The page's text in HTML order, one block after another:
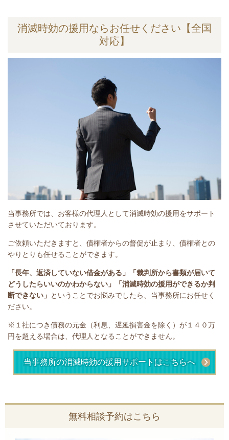
消滅時効の援用ならお任せください【全国
対応】
当事務所では、お客様の代理人として消滅時効の援用をサポート
させていただいております。
ご依頼いただきますと、債権者からの督促が止まり、債権者との
やりとりも任せることができます。
「長年、返済していない借金がある」
「裁判所から書類が届いて
どうしたらいいのかわからない」「消滅時効の援用ができるか判
断できない」 ということでお悩みでしたら、当事務所にお任せく
ださい。
※１社につき債務の元金（利息、遅延損害金を除く）が１４０万
円を超える場合は、代理人となることができません。
当事務所の消滅時効の援用サポートはこちらへ
無料相談予約はこちら